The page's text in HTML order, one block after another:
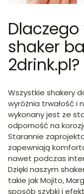
shaker
2drink.pl?
Wszystkie shakery
wyróżnia trwałość i
wykonany jest ze
odporność na
Starannie
zapewniają
nawet podczas
Dzięki naszym
takie jak Mojito,
sposób szybki i